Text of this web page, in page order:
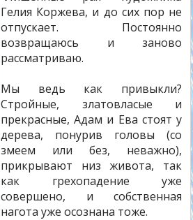
Гелия Коржева, и до сих пор не
отпускает. Постоянно
возвращаюсь и заново
рассматриваю.
Мы ведь как привыкли?
Стройные, златовласые и
прекрасные, Адам и Ева стоят у
дерева, понурив головы (со
змеем или без, неважно),
прикрывают низ живота, так
как грехопадение уже
совершено, и собственная
нагота уже осознана тоже.